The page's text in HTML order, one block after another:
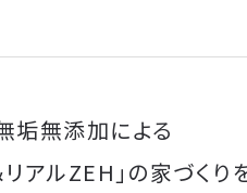
垢無添加による
リアルZEH」の家づく